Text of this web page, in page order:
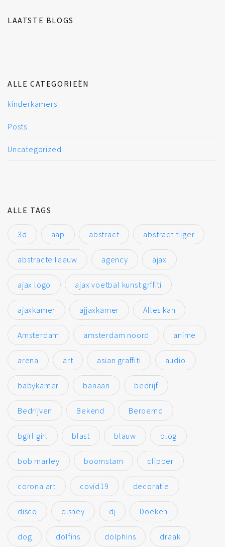
LAATSTE BLOGS
ALLE CATEGORIEËN
kinderkamers
Posts
Uncategorized
ALLE TAGS
3d aap abstract abstract tijger
abstracte leeuw agency ajax
ajax logo ajax voetbal kunst grffiti
ajaxkamer ajjaxkamer Alles kan
Amsterdam amsterdam noord anime
arena art asian graffiti audio
babykamer banaan bedrijf
Bedrijven Bekend Beroemd
bgirl girl blast blauw blog
bob marley boomstam clipper
corona art covid19 decoratie
disco disney dj Doeken
dog dolfins dolphins draak